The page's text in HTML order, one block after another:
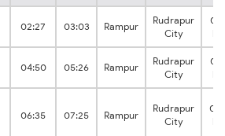
02:27 03:03 Rampur
Rudrapur
City
04:50 05:26 Rampur
Rudrapur
City
06:35 07:25 Rampur
Rudrapur
City